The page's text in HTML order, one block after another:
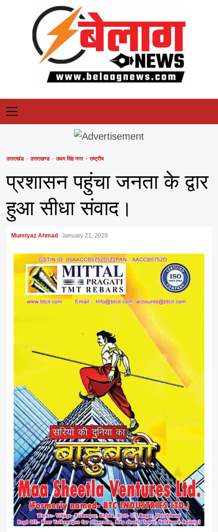
Primary
Menu
उत्तराखंड उत्तराखण्ड उधम सिंह नगर राष्ट्रीय
प्रशासन पहुंचा जनता के द्वार
हुआ सीधा संवाद।
Mumtyaz Ahmad January 21, 2026